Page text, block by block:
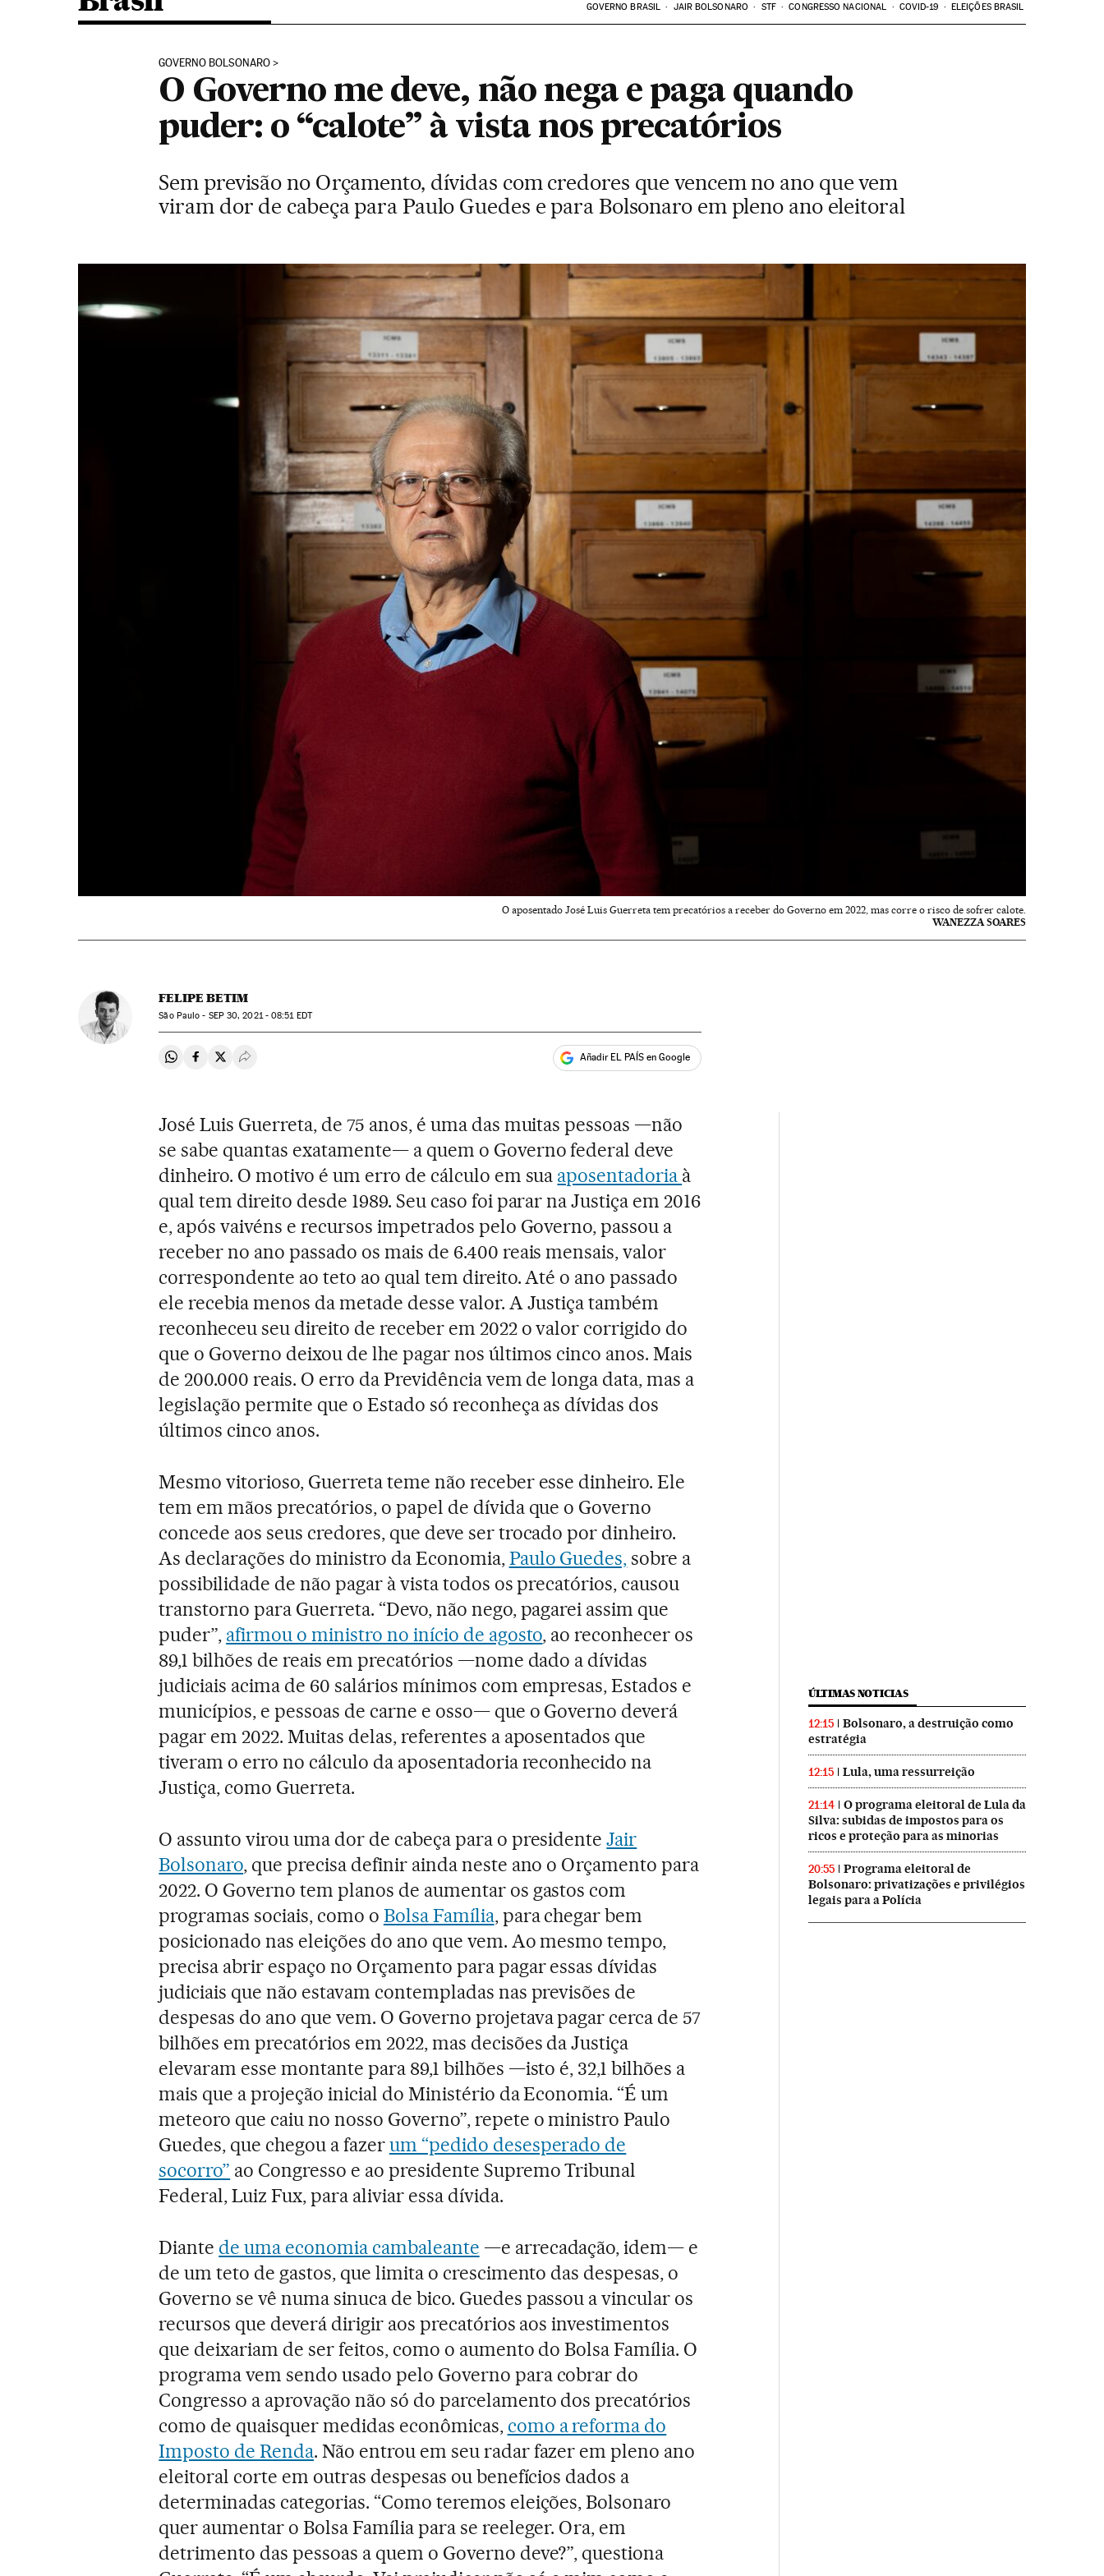
GOVERNO BRASIL JAIR BOLSONARO STF CONGRESSO NACIONAL COVID-19 ELEIÇÕES BRASIL
GOVERNO BOLSONARO
O Governo me deve, não nega e paga quando
puder: o “calote” à vista nos precatórios
Sem previsão no Orçamento, dívidas com credores que vencem no ano que vem
viram dor de cabeça para Paulo Guedes e para Bolsonaro em pleno ano eleitoral
O aposentado José Luis Guerreta tem precatórios a receber do Governo em 2022, mas corre o risco de sofrer calote.
WANEZZA SOARES
FELIPE BETIM
São Paulo - SEP30, 2021 - 08:51EDT
Compartir en Whatsapp
Compartir en Facebook
Compartir en Twitter
Desplegar Redes Sociales Añadir EL PAÍS en Google
José Luis Guerreta, de 75 anos, é uma das muitas pessoas —não
se sabe quantas exatamente— a quem o Governo federal deve
dinheiro. O motivo é um erro de cálculo em sua aposentadoria à
qual tem direito desde 1989. Seu caso foi parar na Justiça em 2016
e, após vaivéns e recursos impetrados pelo Governo, passou a
receber no ano passado os mais de 6.400 reais mensais, valor
correspondente ao teto ao qual tem direito. Até o ano passado
ele recebia menos da metade desse valor. A Justiça também
reconheceu seu direito de receber em 2022 o valor corrigido do
que o Governo deixou de lhe pagar nos últimos cinco anos. Mais
de 200.000 reais. O erro da Previdência vem de longa data, mas a
legislação permite que o Estado só reconheça as dívidas dos
últimos cinco anos.
Mesmo vitorioso, Guerreta teme não receber esse dinheiro. Ele
tem em mãos precatórios, o papel de dívida que o Governo
concede aos seus credores, que deve ser trocado por dinheiro.
As declarações do ministro da Economia,Paulo Guedes, sobre a
possibilidade de não pagar à vista todos os precatórios, causou
transtorno para Guerreta. “Devo, não nego, pagarei assim que
puder”, afirmou o ministro no início de agosto, ao reconhecer os
89,1 bilhões de reais em precatórios —nome dado a dívidas
judiciais acima de 60 salários mínimos com empresas, Estados e
municípios, e pessoas de carne e osso— que o Governo deverá
pagar em 2022. Muitas delas, referentes a aposentados que
tiveram o erro no cálculo da aposentadoria reconhecido na
Justiça, como Guerreta.
O assunto virou uma dor de cabeça para o presidenteJair
Bolsonaro, que precisa definir ainda neste ano o Orçamento para
2022. O Governo tem planos de aumentar os gastos com
programas sociais, como o Bolsa Família, para chegar bem
posicionado nas eleições do ano que vem. Ao mesmo tempo,
precisa abrir espaço no Orçamento para pagar essas dívidas
judiciais que não estavam contempladas nas previsões de
despesas do ano que vem. O Governo projetava pagar cerca de 57
bilhões em precatórios em 2022, mas decisões da Justiça
elevaram esse montante para 89,1 bilhões —isto é, 32,1 bilhões a
mais que a projeção inicial do Ministério da Economia. “É um
meteoro que caiu no nosso Governo”, repete o ministro Paulo
Guedes, que chegou a fazerum “pedido desesperado de
socorro” ao Congresso e ao presidente Supremo Tribunal
Federal, Luiz Fux, para aliviar essa dívida.
Diante de uma economia cambaleante —e arrecadação, idem— e
de um teto de gastos, que limita o crescimento das despesas, o
Governo se vê numa sinuca de bico. Guedes passou a vincular os
recursos que deverá dirigir aos precatórios aos investimentos
que deixariam de ser feitos, como o aumento do Bolsa Família. O
programa vem sendo usado pelo Governo para cobrar do
Congresso a aprovação não só do parcelamento dos precatórios
como de quaisquer medidas econômicas, como a reforma do
Imposto de Renda. Não entrou em seu radar fazer em pleno ano
eleitoral corte em outras despesas ou benefícios dados a
determinadas categorias. “Como teremos eleições, Bolsonaro
quer aumentar o Bolsa Família para se reeleger. Ora, em
detrimento das pessoas a quem o Governo deve?”, questiona
ÚLTIMAS NOTICIAS
12:15
Bolsonaro, a destruição como
estratégia
12:15 Lula, uma ressurreição
21:14
O programa eleitoral de Lula da
Silva: subidas de impostos para os
ricos e proteção para as minorias
20:55
Programa eleitoral de
Bolsonaro: privatizações e privilégios
legais para a Polícia